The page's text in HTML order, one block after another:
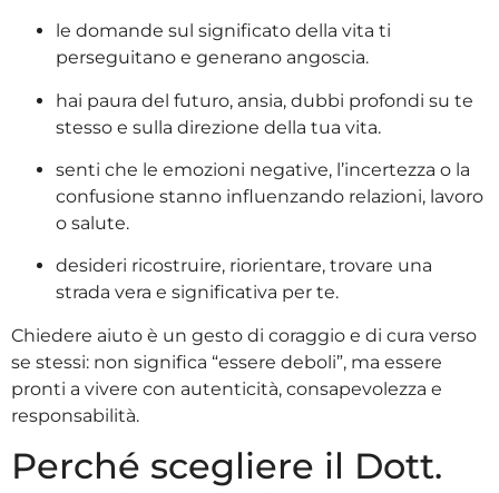
le domande sul significato della vita ti
perseguitano e generano angoscia.
hai paura del futuro, ansia, dubbi profondi su te
stesso e sulla direzione della tua vita.
senti che le emozioni negative, l’incertezza o la
confusione stanno influenzando relazioni, lavoro
o salute.
desideri ricostruire, riorientare, trovare una
strada vera e significativa per te.
Chiedere aiuto è un gesto di coraggio e di cura verso
se stessi: non significa “essere deboli”, ma essere
pronti a vivere con autenticità, consapevolezza e
responsabilità.
Perché scegliere il Dott.